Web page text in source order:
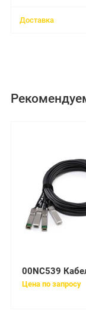
Доставка
Цена по запросу